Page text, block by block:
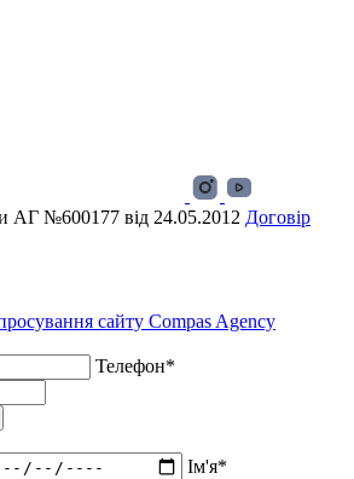
АГ №600177 від 24.05.2012 Договір
сайту Compas Agency
Телефон*
Ім'я*